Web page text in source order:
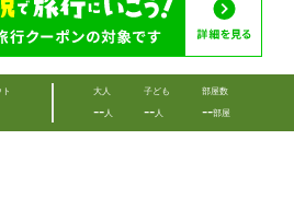
大人
--人
子ども
--人
部屋数
--部屋